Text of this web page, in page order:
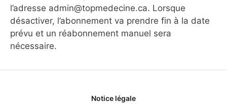
l’adresse admin@topmedecine.ca. Lorsque
désactiver, l’abonnement va prendre fin à la date
prévu et un réabonnement manuel sera
nécessaire.
Notice légale